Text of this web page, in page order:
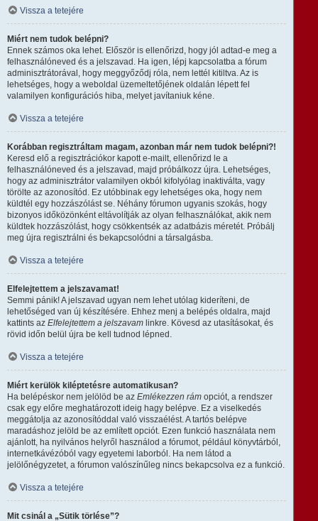
Vissza a tetejére
Miért nem tudok belépni?
Ennek számos oka lehet. Először is ellenőrizd, hogy jól adtad-e meg a
felhasználóneved és a jelszavad. Ha igen, lépj kapcsolatba a fórum
adminisztrátorával, hogy meggyőződj róla, nem lettél kitiltva. Az is
lehetséges, hogy a weboldal üzemeltetőjének oldalán lépett fel
valamilyen konfigurációs hiba, melyet javítaniuk kéne.
Vissza a tetejére
Korábban regisztráltam magam, azonban már nem tudok belépni?!
Keresd elő a regisztrációkor kapott e-mailt, ellenőrizd le a
felhasználóneved és a jelszavad, majd próbálkozz újra. Lehetséges,
hogy az adminisztrátor valamilyen okból kifolyólag inaktiválta, vagy
törölte az azonosítód. Ez utóbbinak egy lehetséges oka, hogy nem
küldtél egy hozzászólást se. Néhány fórumon ugyanis szokás, hogy
bizonyos időközönként eltávolítják az olyan felhasználókat, akik nem
küldtek hozzászólást, hogy csökkentsék az adatbázis méretét. Próbálj
meg újra regisztrálni és bekapcsolódni a társalgásba.
Vissza a tetejére
Elfelejtettem a jelszavamat!
Semmi pánik! A jelszavad ugyan nem lehet utólag kideríteni, de
lehetőséged van új készítésére. Ehhez menj a belépés oldalra, majd
kattints az Elfelejtettem a jelszavam linkre. Kövesd az utasításokat, és
rövid időn belül újra be kell tudnod lépned.
Vissza a tetejére
Miért kerülök kiléptetésre automatikusan?
Ha belépéskor nem jelölöd be az Emlékezzen rám opciót, a rendszer
csak egy előre meghatározott ideig hagy belépve. Ez a viselkedés
meggátolja az azonosítóddal való visszaélést. A tartós belépve
maradáshoz jelöld be az említett opciót. Ezen funkció használata nem
ajánlott, ha nyilvános helyről használod a fórumot, például könyvtárból,
internetkávézóból vagy egyetemi laborból. Ha nem látod a
jelölőnégyzetet, a fórumon valószínűleg nincs bekapcsolva ez a funkció.
Vissza a tetejére
Mit csinál a „Sütik törlése”?